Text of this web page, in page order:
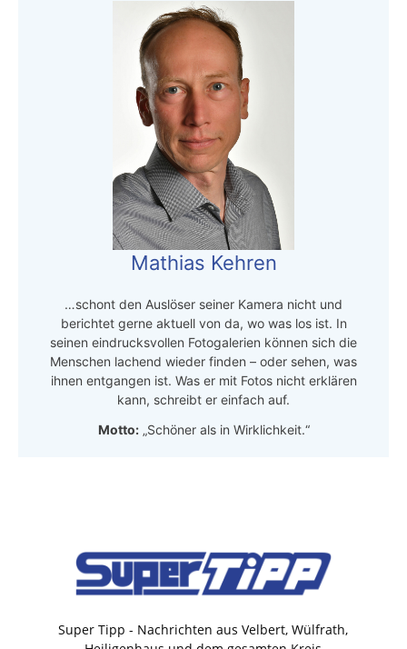
Mathias Kehren
…schont den Auslöser seiner Kamera nicht und
berichtet gerne aktuell von da, wo was los ist. In
seinen eindrucksvollen Fotogalerien können sich die
Menschen lachend wieder finden – oder sehen, was
ihnen entgangen ist. Was er mit Fotos nicht erklären
kann, schreibt er einfach auf.
Motto:„Schöner als in Wirklichkeit.“
Super Tipp - Nachrichten aus Velbert, Wülfrath,